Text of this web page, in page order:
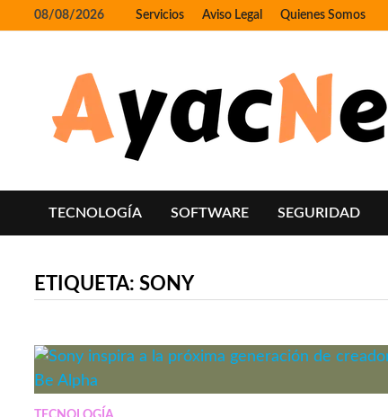
to
08/08/2026 Servicios Aviso Legal Quienes Somos
TECNOLOGÍA SOFTWARE SEGURIDAD
ETIQUETA:SONY